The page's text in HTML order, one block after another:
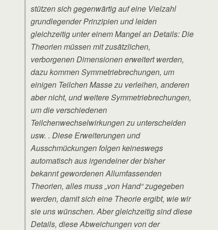
stützen sich gegenwärtig auf eine Vielzahl
grundlegender Prinzipien und leiden
gleichzeitig unter einem Mangel an Details: Die
Theorien müssen mit zusätzlichen,
verborgenen Dimensionen erweitert werden,
dazu kommen Symmetriebrechungen, um
einigen Teilchen Masse zu verleihen, anderen
aber nicht, und weitere Symmetriebrechungen,
um die verschiedenen
Teilchenwechselwirkungen zu unterscheiden
usw. . Diese Erweiterungen und
Ausschmückungen folgen keineswegs
automatisch aus irgendeiner der bisher
bekannt gewordenen Allumfassenden
Theorien, alles muss „von Hand“ zugegeben
werden, damit sich eine Theorie ergibt, wie wir
sie uns wünschen. Aber gleichzeitig sind diese
Details, diese Abweichungen von der